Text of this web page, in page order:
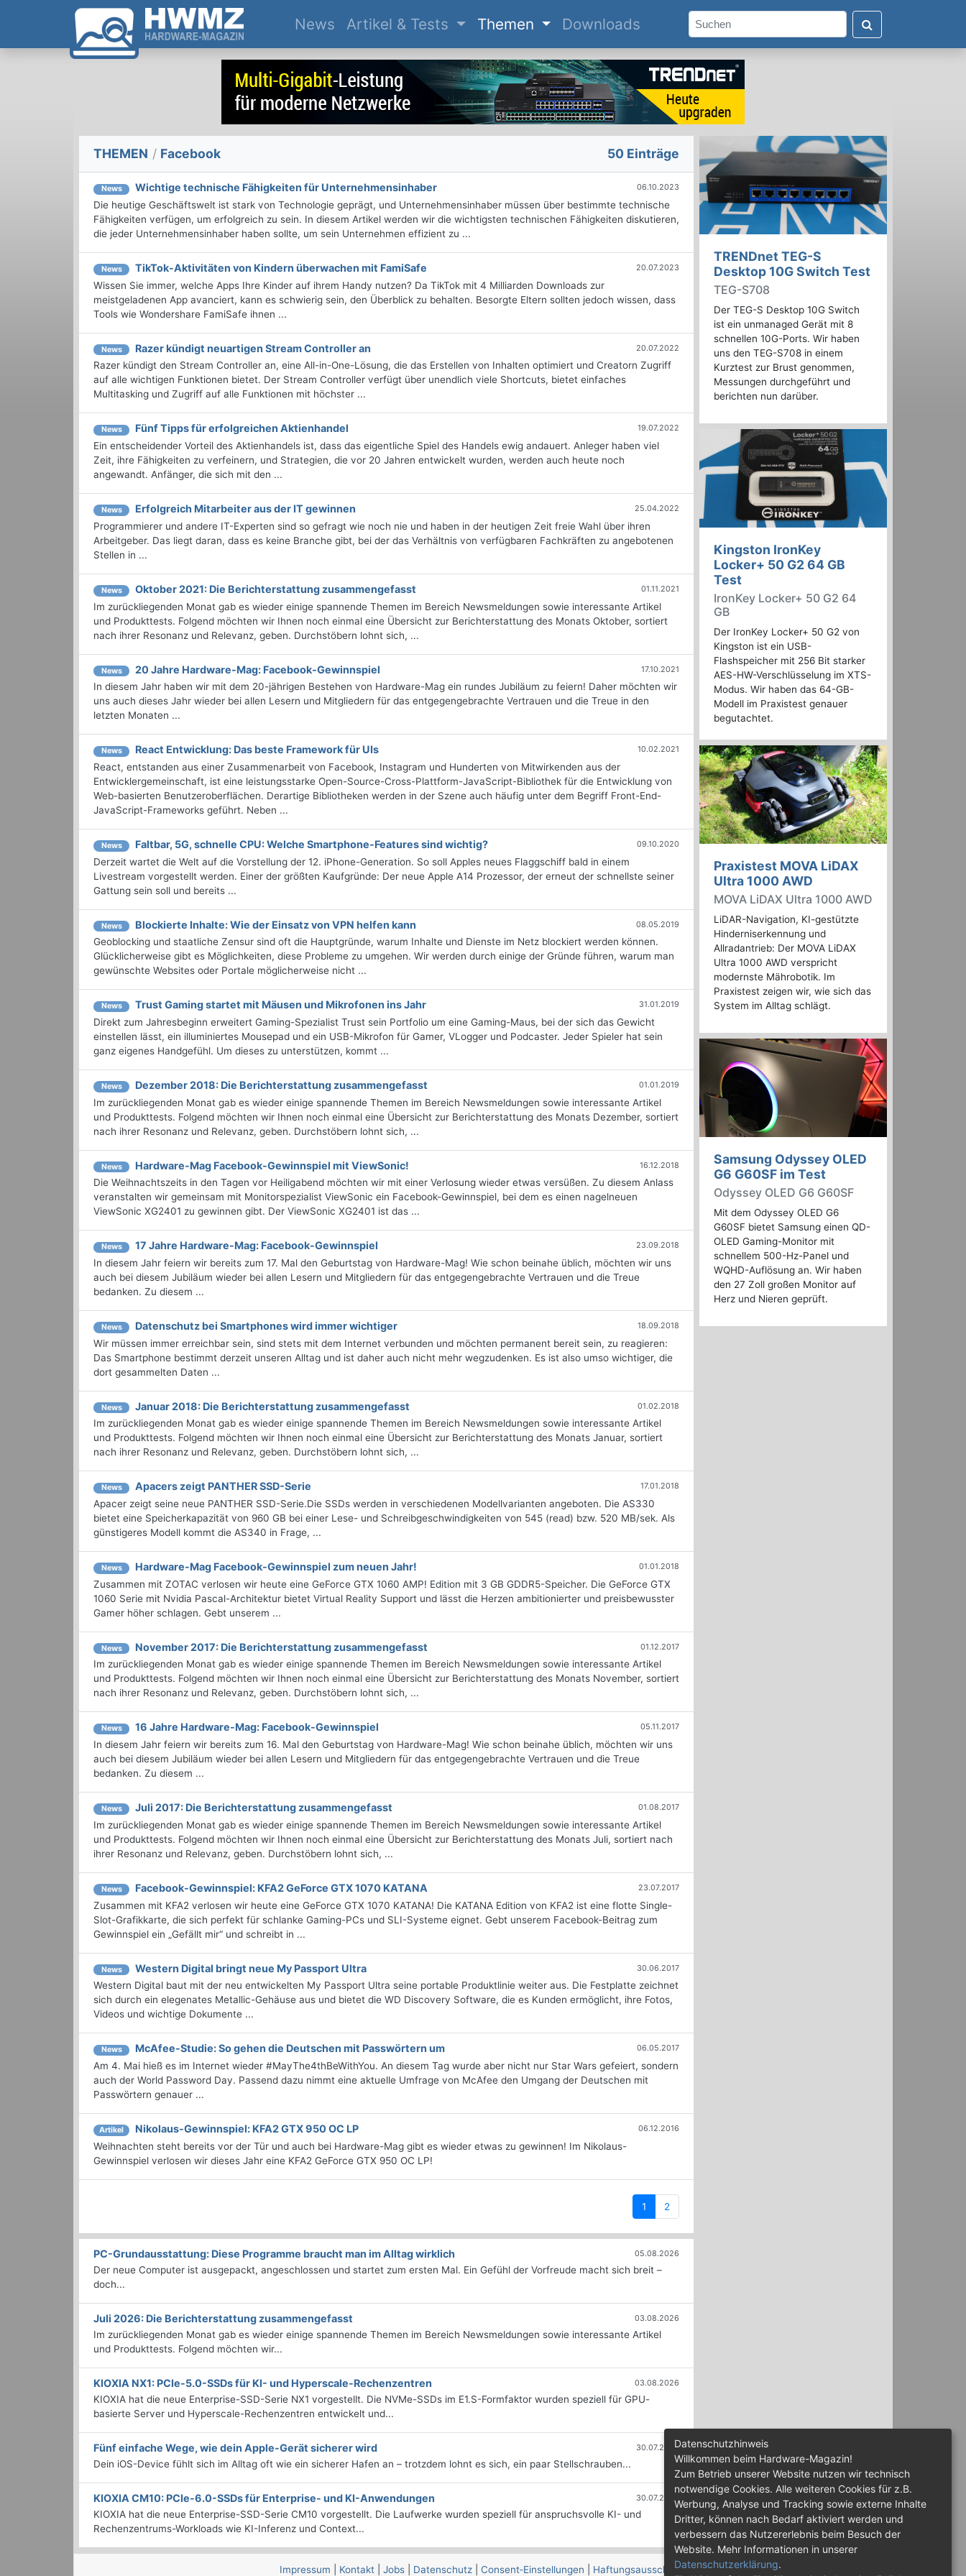
News(current)
Artikel & Tests Themen Downloads
THEMEN / Facebook 50 Einträge
News Wichtige technische Fähigkeiten für Unternehmensinhaber 06.10.2023
Die heutige Geschäftswelt ist stark von Technologie geprägt, und Unternehmensinhaber müssen über bestimmte technische
Fähigkeiten verfügen, um erfolgreich zu sein. In diesem Artikel werden wir die wichtigsten technischen Fähigkeiten diskutieren,
die jeder Unternehmensinhaber haben sollte, um sein Unternehmen effizient zu ...
News TikTok-Aktivitäten von Kindern überwachen mit FamiSafe 20.07.2023
Wissen Sie immer, welche Apps Ihre Kinder auf ihrem Handy nutzen? Da TikTok mit 4 Milliarden Downloads zur
meistgeladenen App avanciert, kann es schwierig sein, den Überblick zu behalten. Besorgte Eltern sollten jedoch wissen, dass
Tools wie Wondershare FamiSafe ihnen ...
News Razer kündigt neuartigen Stream Controller an 20.07.2022
Razer kündigt den Stream Controller an, eine All-in-One-Lösung, die das Erstellen von Inhalten optimiert und Creatorn Zugriff
auf alle wichtigen Funktionen bietet. Der Stream Controller verfügt über unendlich viele Shortcuts, bietet einfaches
Multitasking und Zugriff auf alle Funktionen mit höchster ...
News Fünf Tipps für erfolgreichen Aktienhandel 19.07.2022
Ein entscheidender Vorteil des Aktienhandels ist, dass das eigentliche Spiel des Handels ewig andauert. Anleger haben viel
Zeit, ihre Fähigkeiten zu verfeinern, und Strategien, die vor 20 Jahren entwickelt wurden, werden auch heute noch
angewandt. Anfänger, die sich mit den ...
News Erfolgreich Mitarbeiter aus der IT gewinnen 25.04.2022
Programmierer und andere IT-Experten sind so gefragt wie noch nie und haben in der heutigen Zeit freie Wahl über ihren
Arbeitgeber. Das liegt daran, dass es keine Branche gibt, bei der das Verhältnis von verfügbaren Fachkräften zu angebotenen
Stellen in ...
News Oktober 2021: Die Berichterstattung zusammengefasst 01.11.2021
Im zurückliegenden Monat gab es wieder einige spannende Themen im Bereich Newsmeldungen sowie interessante Artikel
und Produkttests. Folgend möchten wir Ihnen noch einmal eine Übersicht zur Berichterstattung des Monats Oktober, sortiert
nach ihrer Resonanz und Relevanz, geben. Durchstöbern lohnt sich, ...
News 20 Jahre Hardware-Mag: Facebook-Gewinnspiel 17.10.2021
In diesem Jahr haben wir mit dem 20-jährigen Bestehen von Hardware-Mag ein rundes Jubiläum zu feiern! Daher möchten wir
uns auch dieses Jahr wieder bei allen Lesern und Mitgliedern für das entgegengebrachte Vertrauen und die Treue in den
letzten Monaten ...
News React Entwicklung: Das beste Framework für UIs 10.02.2021
React, entstanden aus einer Zusammenarbeit von Facebook, Instagram und Hunderten von Mitwirkenden aus der
Entwicklergemeinschaft, ist eine leistungsstarke Open-Source-Cross-Plattform-JavaScript-Bibliothek für die Entwicklung von
Web-basierten Benutzeroberflächen. Derartige Bibliotheken werden in der Szene auch häufig unter dem Begriff Front-End-
JavaScript-Frameworks geführt. Neben ...
News Faltbar, 5G, schnelle CPU: Welche Smartphone-Features sind wichtig? 09.10.2020
Derzeit wartet die Welt auf die Vorstellung der 12. iPhone-Generation. So soll Apples neues Flaggschiff bald in einem
Livestream vorgestellt werden. Einer der größten Kaufgründe: Der neue Apple A14 Prozessor, der erneut der schnellste seiner
Gattung sein soll und bereits ...
News Blockierte Inhalte: Wie der Einsatz von VPN helfen kann 08.05.2019
Geoblocking und staatliche Zensur sind oft die Hauptgründe, warum Inhalte und Dienste im Netz blockiert werden können.
Glücklicherweise gibt es Möglichkeiten, diese Probleme zu umgehen. Wir werden durch einige der Gründe führen, warum man
gewünschte Websites oder Portale möglicherweise nicht ...
News Trust Gaming startet mit Mäusen und Mikrofonen ins Jahr 31.01.2019
Direkt zum Jahresbeginn erweitert Gaming-Spezialist Trust sein Portfolio um eine Gaming-Maus, bei der sich das Gewicht
einstellen lässt, ein illuminiertes Mousepad und ein USB-Mikrofon für Gamer, VLogger und Podcaster. Jeder Spieler hat sein
ganz eigenes Handgefühl. Um dieses zu unterstützen, kommt ...
News Dezember 2018: Die Berichterstattung zusammengefasst 01.01.2019
Im zurückliegenden Monat gab es wieder einige spannende Themen im Bereich Newsmeldungen sowie interessante Artikel
und Produkttests. Folgend möchten wir Ihnen noch einmal eine Übersicht zur Berichterstattung des Monats Dezember, sortiert
nach ihrer Resonanz und Relevanz, geben. Durchstöbern lohnt sich, ...
News Hardware-Mag Facebook-Gewinnspiel mit ViewSonic! 16.12.2018
Die Weihnachtszeits in den Tagen vor Heiligabend möchten wir mit einer Verlosung wieder etwas versüßen. Zu diesem Anlass
veranstalten wir gemeinsam mit Monitorspezialist ViewSonic ein Facebook-Gewinnspiel, bei dem es einen nagelneuen
ViewSonic XG2401 zu gewinnen gibt. Der ViewSonic XG2401 ist das ...
News 17 Jahre Hardware-Mag: Facebook-Gewinnspiel 23.09.2018
In diesem Jahr feiern wir bereits zum 17. Mal den Geburtstag von Hardware-Mag! Wie schon beinahe üblich, möchten wir uns
auch bei diesem Jubiläum wieder bei allen Lesern und Mitgliedern für das entgegengebrachte Vertrauen und die Treue
bedanken. Zu diesem ...
News Datenschutz bei Smartphones wird immer wichtiger 18.09.2018
Wir müssen immer erreichbar sein, sind stets mit dem Internet verbunden und möchten permanent bereit sein, zu reagieren:
Das Smartphone bestimmt derzeit unseren Alltag und ist daher auch nicht mehr wegzudenken. Es ist also umso wichtiger, die
dort gesammelten Daten ...
News Januar 2018: Die Berichterstattung zusammengefasst 01.02.2018
Im zurückliegenden Monat gab es wieder einige spannende Themen im Bereich Newsmeldungen sowie interessante Artikel
und Produkttests. Folgend möchten wir Ihnen noch einmal eine Übersicht zur Berichterstattung des Monats Januar, sortiert
nach ihrer Resonanz und Relevanz, geben. Durchstöbern lohnt sich, ...
News Apacers zeigt PANTHER SSD-Serie 17.01.2018
Apacer zeigt seine neue PANTHER SSD-Serie.Die SSDs werden in verschiedenen Modellvarianten angeboten. Die AS330
bietet eine Speicherkapazität von 960 GB bei einer Lese- und Schreibgeschwindigkeiten von 545 (read) bzw. 520 MB/sek. Als
günstigeres Modell kommt die AS340 in Frage, ...
News Hardware-Mag Facebook-Gewinnspiel zum neuen Jahr! 01.01.2018
Zusammen mit ZOTAC verlosen wir heute eine GeForce GTX 1060 AMP! Edition mit 3 GB GDDR5-Speicher. Die GeForce GTX
1060 Serie mit Nvidia Pascal-Architektur bietet Virtual Reality Support und lässt die Herzen ambitionierter und preisbewusster
Gamer höher schlagen. Gebt unserem ...
News November 2017: Die Berichterstattung zusammengefasst 01.12.2017
Im zurückliegenden Monat gab es wieder einige spannende Themen im Bereich Newsmeldungen sowie interessante Artikel
und Produkttests. Folgend möchten wir Ihnen noch einmal eine Übersicht zur Berichterstattung des Monats November, sortiert
nach ihrer Resonanz und Relevanz, geben. Durchstöbern lohnt sich, ...
News 16 Jahre Hardware-Mag: Facebook-Gewinnspiel 05.11.2017
In diesem Jahr feiern wir bereits zum 16. Mal den Geburtstag von Hardware-Mag! Wie schon beinahe üblich, möchten wir uns
auch bei diesem Jubiläum wieder bei allen Lesern und Mitgliedern für das entgegengebrachte Vertrauen und die Treue
bedanken. Zu diesem ...
News Juli 2017: Die Berichterstattung zusammengefasst 01.08.2017
Im zurückliegenden Monat gab es wieder einige spannende Themen im Bereich Newsmeldungen sowie interessante Artikel
und Produkttests. Folgend möchten wir Ihnen noch einmal eine Übersicht zur Berichterstattung des Monats Juli, sortiert nach
ihrer Resonanz und Relevanz, geben. Durchstöbern lohnt sich, ...
News Facebook-Gewinnspiel: KFA2 GeForce GTX 1070 KATANA 23.07.2017
Zusammen mit KFA2​ verlosen wir heute eine GeForce GTX 1070 KATANA! Die KATANA Edition von KFA2 ist eine flotte Single-
Slot-Grafikkarte, die sich perfekt für schlanke Gaming-PCs und SLI-Systeme eignet. Gebt unserem Facebook-Beitrag zum
Gewinnspiel ein „Gefällt mir“ und schreibt in ...
News Western Digital bringt neue My Passport Ultra 30.06.2017
Western Digital baut mit der neu entwickelten My Passport Ultra seine portable Produktlinie weiter aus. Die Festplatte zeichnet
sich durch ein elegenates Metallic-Gehäuse aus und bietet die WD Discovery Software, die es Kunden ermöglicht, ihre Fotos,
Videos und wichtige Dokumente ...
News McAfee-Studie: So gehen die Deutschen mit Passwörtern um 06.05.2017
Am 4. Mai hieß es im Internet wieder #MayThe4thBeWithYou. An diesem Tag wurde aber nicht nur Star Wars gefeiert, sondern
auch der World Password Day. Passend dazu nimmt eine aktuelle Umfrage von McAfee den Umgang der Deutschen mit
Passwörtern genauer ...
Artikel Nikolaus-Gewinnspiel: KFA2 GTX 950 OC LP 06.12.2016
Weihnachten steht bereits vor der Tür und auch bei Hardware-Mag gibt es wieder etwas zu gewinnen! Im Nikolaus-
Gewinnspiel verlosen wir dieses Jahr eine KFA2 GeForce GTX 950 OC LP!
1 (current)
2
PC-Grundausstattung: Diese Programme braucht man im Alltag wirklich 05.08.2026
Der neue Computer ist ausgepackt, angeschlossen und startet zum ersten Mal. Ein Gefühl der Vorfreude macht sich breit –
doch...
Juli 2026: Die Bericht­erstattung zusammengefasst 03.08.2026
Im zurückliegenden Monat gab es wieder einige spannende Themen im Bereich Newsmeldungen sowie interessante Artikel
und Produkttests. Folgend möchten wir...
KIOXIA NX1: PCIe-5.0-SSDs für KI- und Hyperscale-Rechenzentren 03.08.2026
KIOXIA hat die neue Enterprise-SSD-Serie NX1 vorgestellt. Die NVMe-SSDs im E1.S-Formfaktor wurden speziell für GPU-
basierte Server und Hyperscale-Rechenzentren entwickelt und...
Fünf einfache Wege, wie dein Apple-Gerät sicherer wird 30.07.2026
Dein iOS-Device fühlt sich im Alltag oft wie ein sicherer Hafen an – trotzdem lohnt es sich, ein paar Stellschrauben...
KIOXIA CM10: PCIe-6.0-SSDs für Enterprise- und KI-Anwendungen 30.07.2026
KIOXIA hat die neue Enterprise-SSD-Serie CM10 vorgestellt. Die Laufwerke wurden speziell für anspruchsvolle KI- und
Rechenzentrums-Workloads wie KI-Inferenz und Context...
TRENDnet TEG-S
Desktop 10G Switch Test
TEG-S708
Der TEG-S Desktop 10G Switch
ist ein unmanaged Gerät mit 8
schnellen 10G-Ports. Wir haben
uns den TEG-S708 in einem
Kurztest zur Brust genommen,
Messungen durchgeführt und
berichten nun darüber.
Kingston IronKey
Locker+ 50 G2 64 GB
Test
IronKey Locker+ 50 G2 64
GB
Der IronKey Locker+ 50 G2 von
Kingston ist ein USB-
Flashspeicher mit 256 Bit starker
AES-HW-Verschlüsselung im XTS-
Modus. Wir haben das 64-GB-
Modell im Praxistest genauer
begutachtet.
Praxistest MOVA LiDAX
Ultra 1000 AWD
MOVA LiDAX Ultra 1000 AWD
LiDAR-Navigation, KI-gestützte
Hinderniserkennung und
Allradantrieb: Der MOVA LiDAX
Ultra 1000 AWD verspricht
modernste Mährobotik. Im
Praxistest zeigen wir, wie sich das
System im Alltag schlägt.
Samsung Odyssey OLED
G6 G60SF im Test
Odyssey OLED G6 G60SF
Mit dem Odyssey OLED G6
G60SF bietet Samsung einen QD-
OLED Gaming-Monitor mit
schnellem 500-Hz-Panel und
WQHD-Auflösung an. Wir haben
den 27 Zoll großen Monitor auf
Herz und Nieren geprüft.
Impressum Kontakt Jobs Datenschutz Consent‑Einstellungen Haftungsausschluss
Datenschutzhinweis
Willkommen beim Hardware-Magazin!
Zum Betrieb unserer Website nutzen wir technisch
notwendige Cookies. Alle weiteren Cookies für z.B.
Werbung, Analyse und Tracking sowie externe Inhalte
Dritter, können nach Bedarf aktiviert werden und
verbessern das Nutzererlebnis beim Besuch der
Website. Mehr Informationen in unserer
Datenschutzerklärung.